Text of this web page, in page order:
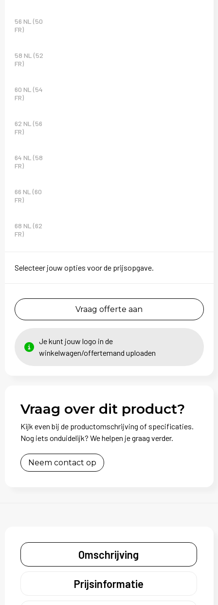
56 NL (50
FR)
58 NL (52
FR)
60 NL (54
FR)
62 NL (56
FR)
64 NL (58
FR)
66 NL (60
FR)
68 NL (62
FR)
Selecteer jouw opties voor de prijsopgave.
Vraag offerte aan
Je kunt jouw logo in de
winkelwagen/offertemand uploaden
Vraag over dit product?
Kijk even bij de productomschrijving of specificaties.
Nog iets onduidelijk? We helpen je graag verder.
Neem contact op
Omschrijving
Prijsinformatie